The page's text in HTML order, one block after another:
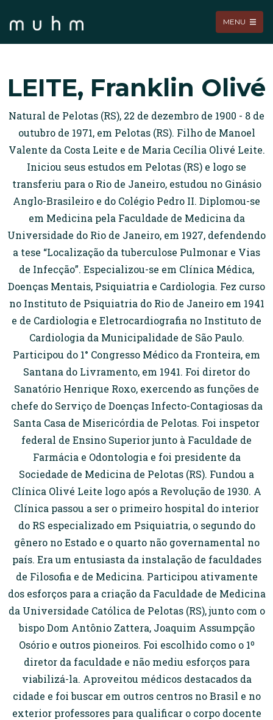
MENU
LEITE, Franklin Olivé
Natural de Pelotas (RS), 22 de dezembro de 1900 - 8 de
outubro de 1971, em Pelotas (RS). Filho de Manoel
Valente da Costa Leite e de Maria Cecília Olivé Leite.
Iniciou seus estudos em Pelotas (RS) e logo se
transferiu para o Rio de Janeiro, estudou no Ginásio
Anglo-Brasileiro e do Colégio Pedro II. Diplomou-se
em Medicina pela Faculdade de Medicina da
Universidade do Rio de Janeiro, em 1927, defendendo
a tese “Localização da tuberculose Pulmonar e Vias
de Infecção”. Especializou-se em Clínica Médica,
Doenças Mentais, Psiquiatria e Cardiologia. Fez curso
no Instituto de Psiquiatria do Rio de Janeiro em 1941
e de Cardiologia e Eletrocardiografia no Instituto de
Cardiologia da Municipalidade de São Paulo.
Participou do 1° Congresso Médico da Fronteira, em
Santana do Livramento, em 1941. Foi diretor do
Sanatório Henrique Roxo, exercendo as funções de
chefe do Serviço de Doenças Infecto-Contagiosas da
Santa Casa de Misericórdia de Pelotas. Foi inspetor
federal de Ensino Superior junto à Faculdade de
Farmácia e Odontologia e foi presidente da
Sociedade de Medicina de Pelotas (RS). Fundou a
Clínica Olivé Leite logo após a Revolução de 1930. A
Clínica passou a ser o primeiro hospital do interior
do RS especializado em Psiquiatria, o segundo do
gênero no Estado e o quarto não governamental no
país. Era um entusiasta da instalação de faculdades
de Filosofia e de Medicina. Participou ativamente
dos esforços para a criação da Faculdade de Medicina
da Universidade Católica de Pelotas (RS), junto com o
bispo Dom Antônio Zattera, Joaquim Assumpção
Osório e outros pioneiros. Foi escolhido como o 1º
diretor da faculdade e não mediu esforços para
viabilizá-la. Aproveitou médicos destacados da
cidade e foi buscar em outros centros no Brasil e no
exterior professores para qualificar o corpo docente